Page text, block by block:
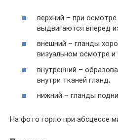
верхний – при
выдвигаются вперед
внешний – гланды
визуальном осмотре
внутренний –
внутри тканей гланд;
нижний – гланды
На фото горло при абсцессе